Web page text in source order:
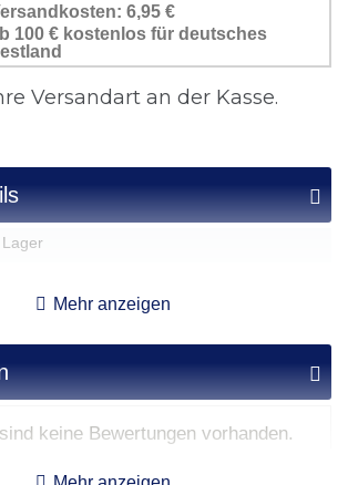
6,95 €
100 € kostenlos für deutsches
Versandart an der Kasse.
Lager
Mehr anzeigen
keine Bewertungen vorhanden.